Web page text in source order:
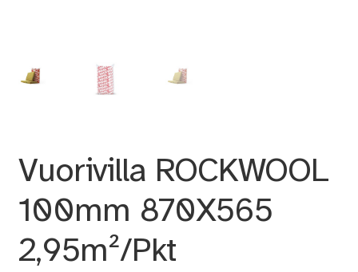
Vuorivilla ROCKWOOL
100mm 870X565
2,95m²/Pkt